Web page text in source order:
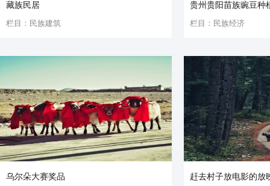
藏族民居
栏目：民族建筑
贵州贵阳苗族豌豆种
栏目：民族经济
乌尔朵大赛奖品
赶去村子放电影的放